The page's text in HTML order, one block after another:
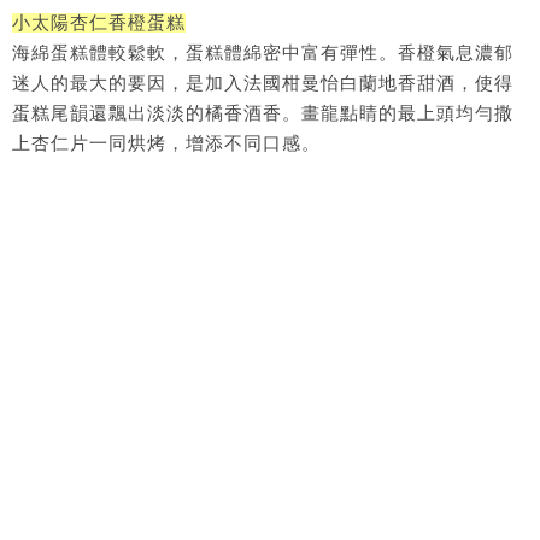
小太陽杏仁香橙蛋糕
海綿蛋糕體較鬆軟，蛋糕體綿密中富有彈性。香橙氣息濃郁
迷人的最大的要因，是加入法國柑曼怡白蘭地香甜酒，使得
蛋糕尾韻還飄出淡淡的橘香酒香。畫龍點睛的最上頭均勻撒
上杏仁片一同烘烤，增添不同口感。